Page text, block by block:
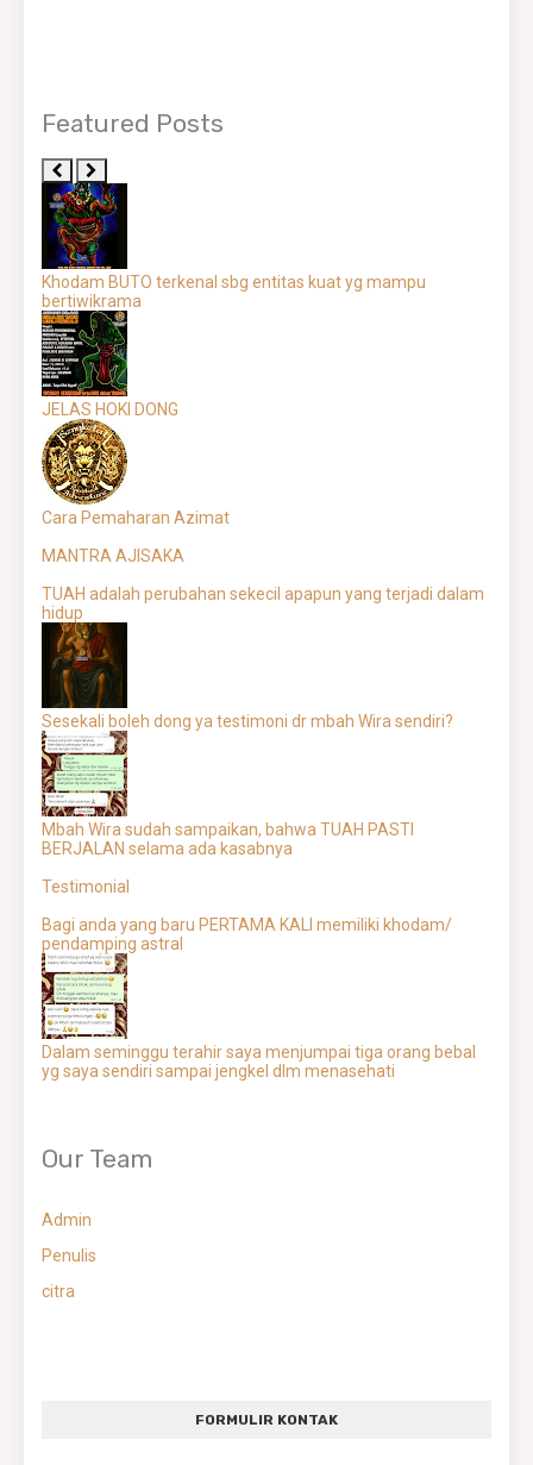
Featured Posts
Khodam BUTO terkenal sbg entitas kuat yg mampu
bertiwikrama
JELAS HOKI DONG
Cara Pemaharan Azimat
MANTRA AJISAKA
TUAH adalah perubahan sekecil apapun yang terjadi dalam
hidup
Sesekali boleh dong ya testimoni dr mbah Wira sendiri?
Mbah Wira sudah sampaikan, bahwa TUAH PASTI
BERJALAN selama ada kasabnya
Testimonial
Bagi anda yang baru PERTAMA KALI memiliki khodam/
pendamping astral
Dalam seminggu terahir saya menjumpai tiga orang bebal
yg saya sendiri sampai jengkel dlm menasehati
Our Team
Admin
Penulis
citra
FORMULIR KONTAK